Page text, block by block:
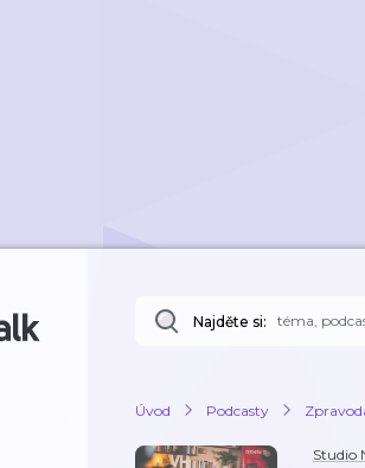
Najděte si:
Úvod Podcasty
Studio